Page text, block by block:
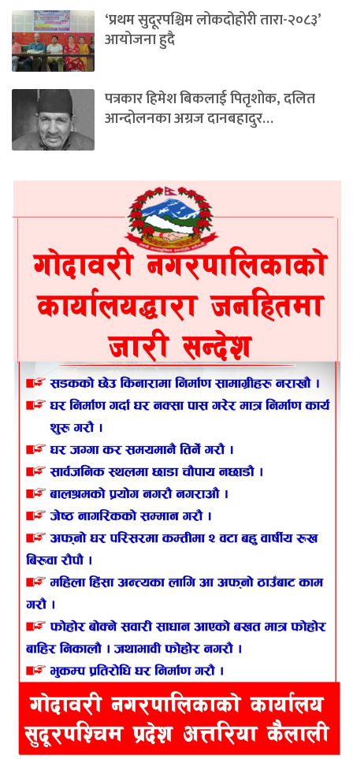
‘प्रथम सुदूरपश्चिम लोकदोहोरी तारा-२०८३’
आयोजना हुदै
पत्रकार हिमेश बिकलाई पितृशोक, दलित
आन्दोलनका अग्रज दानबहादुर…